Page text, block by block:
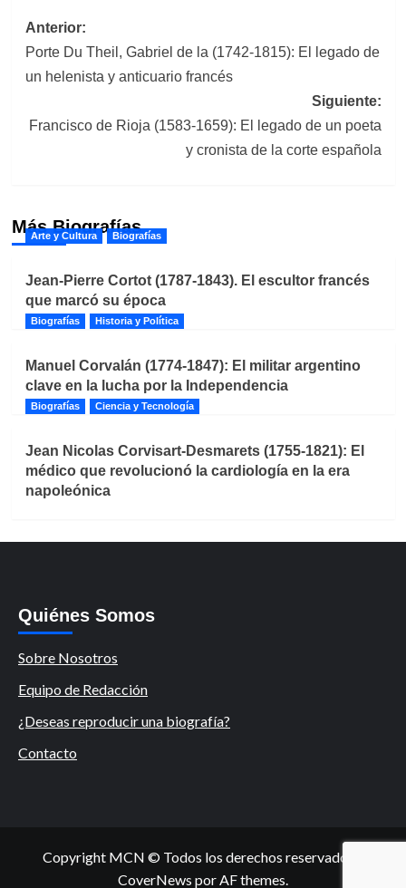
Navegación
de
Anterior:
Porte Du Theil, Gabriel de la (1742-1815): El legado de
un helenista y anticuario francés
Siguiente:
Francisco de Rioja (1583-1659): El legado de un poeta
y cronista de la corte española
Más Biografías
Arte y Cultura Biografías
Jean-Pierre Cortot (1787-1843). El escultor francés
que marcó su época
Biografías Historia y Política
Manuel Corvalán (1774-1847): El militar argentino
clave en la lucha por la Independencia
Biografías Ciencia y Tecnología
Jean Nicolas Corvisart-Desmarets (1755-1821): El
médico que revolucionó la cardiología en la era
napoleónica
Quiénes Somos
Sobre Nosotros
Equipo de Redacción
¿Deseas reproducir una biografía?
Contacto
Copyright MCN © Todos los derechos reservados.
CoverNews por AF themes.